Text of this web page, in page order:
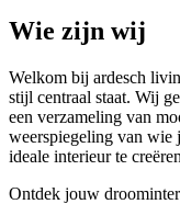
Wie zijn wij
Welkom bij ardesch
stijl centraal staat. Wij
een verzameling van
weerspiegeling van wie
ideale interieur te
Ontdek jouw